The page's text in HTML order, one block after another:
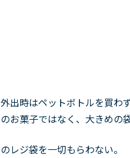
外出時はペットボトルを買わ
お菓子ではなく、大きめの
レジ袋を一切もらわない。